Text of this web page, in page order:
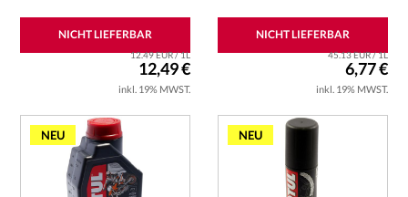
NICHT LIEFERBAR
12.49 EUR / 1L
12,49 €
inkl. 19% MWST.
NICHT LIEFERBAR
45.13 EUR / 1L
6,77 €
inkl. 19% MWST.
NEU NEU